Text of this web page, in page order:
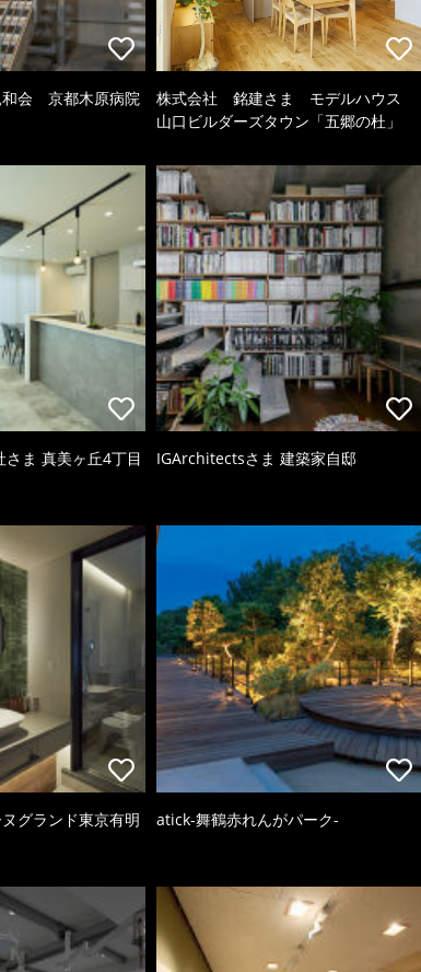
会 京都木原病院
株式会社 銘建さま モデルハウス
山口ビルダーズタウン「五郷の杜」
ま 真美ヶ丘4丁目
IGArchitectsさま 建築家自邸
グランド東京有明
atick-舞鶴赤れんがパーク-